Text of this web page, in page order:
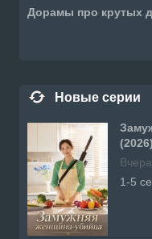
Дорамы про крутых
Новые серии
(2026)
1-5